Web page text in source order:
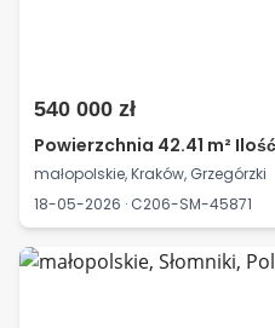
540 000 zł
Powierzchnia 42.41 m²
małopolskie, Kraków, Grzegórzki
18-05-2026 · C206-SM-45871